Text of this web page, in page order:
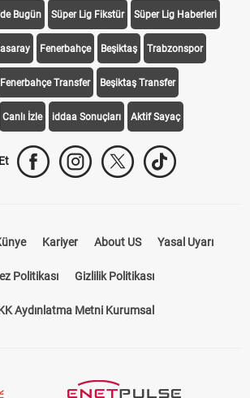
Bugün Süper Lig Fikstür Süper Lig Haberleri
Fenerbahçe Beşiktaş Trabzonspor
Fenerbahçe Transfer Beşiktaş Transfer
Canlı İzle iddaa Sonuçları Aktif Sayaç
Kariyer About US Yasal Uyarı
Politikası Gizlilik Politikası
Aydınlatma Metni Kurumsal